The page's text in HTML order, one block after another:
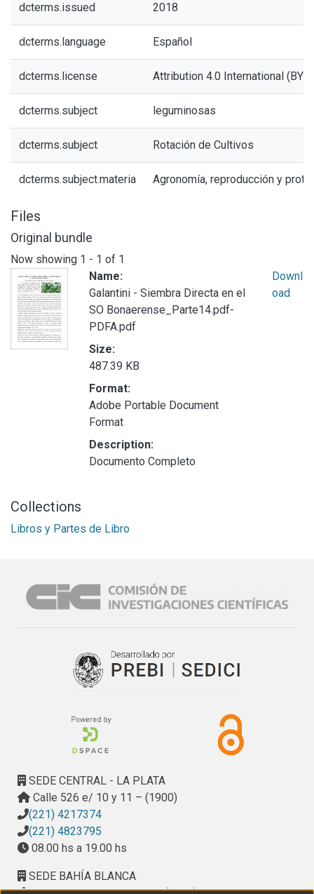
dcterms.issued 2018
dcterms.language Español
dcterms.license Attribution 4.0 International (BY
dcterms.subject leguminosas
dcterms.subject Rotación de Cultivos
dcterms.subject.materia Agronomía, reproducción y
Files
Original bundle
Now showing 1 - 1 of 1
Name:
Galantini - Siembra Directa en el
SO Bonaerense_Parte14.pdf-
PDFA.pdf
Size:
487.39 KB
Format:
Adobe Portable Document
Format
Description:
Documento Completo
Downl
oad
Collections
Libros y Partes de Libro
SEDE CENTRAL - LA PLATA
Calle 526 e/ 10 y 11 – (1900)
(221) 4217374
(221) 4823795
08.00 hs a 19.00 hs
SEDE BAHÍA BLANCA